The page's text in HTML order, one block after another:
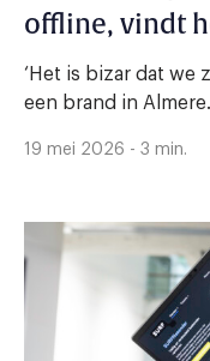
offline, vindt
‘Het is bizar dat we
een brand in Almere.
19 mei 2026 - 3 min.